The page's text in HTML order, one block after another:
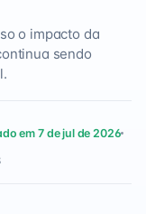
o impacto da
sendo
em 7 de jul de 2026